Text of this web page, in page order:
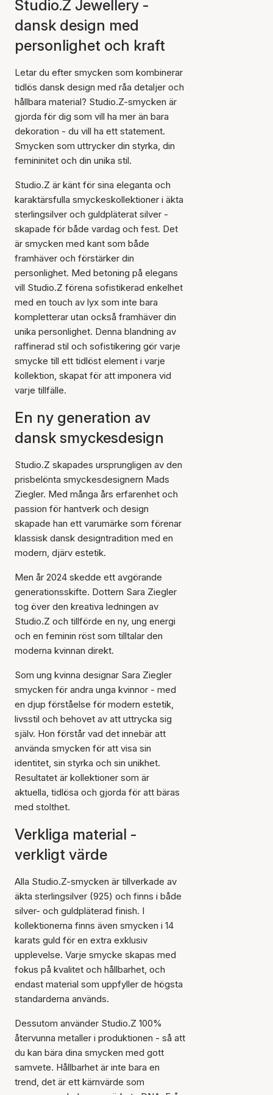
Studio.Z Jewellery -
dansk design med
personlighet och kraft
Letar du efter smycken som kombinerar
tidlös dansk design med råa detaljer och
hållbara material? Studio.Z-smycken är
gjorda för dig som vill ha mer än bara
dekoration - du vill ha ett statement.
Smycken som uttrycker din styrka, din
femininitet och din unika stil.
Studio.Z är känt för sina eleganta och
karaktärsfulla smyckeskollektioner i äkta
sterlingsilver och guldpläterat silver -
skapade för både vardag och fest. Det
är smycken med kant som både
framhäver och förstärker din
personlighet. Med betoning på elegans
vill Studio.Z förena sofistikerad enkelhet
med en touch av lyx som inte bara
kompletterar utan också framhäver din
unika personlighet. Denna blandning av
raffinerad stil och sofistikering gör varje
smycke till ett tidlöst element i varje
kollektion, skapat för att imponera vid
varje tillfälle.
En ny generation av
dansk smyckesdesign
Studio.Z skapades ursprungligen av den
prisbelönta smyckesdesignern Mads
Ziegler. Med många års erfarenhet och
passion för hantverk och design
skapade han ett varumärke som förenar
klassisk dansk designtradition med en
modern, djärv estetik.
Men år 2024 skedde ett avgörande
generationsskifte. Dottern Sara Ziegler
tog över den kreativa ledningen av
Studio.Z och tillförde en ny, ung energi
och en feminin röst som tilltalar den
moderna kvinnan direkt.
Som ung kvinna designar Sara Ziegler
smycken för andra unga kvinnor - med
en djup förståelse för modern estetik,
livsstil och behovet av att uttrycka sig
själv. Hon förstår vad det innebär att
använda smycken för att visa sin
identitet, sin styrka och sin unikhet.
Resultatet är kollektioner som är
aktuella, tidlösa och gjorda för att bäras
med stolthet.
Verkliga material -
verkligt värde
Alla Studio.Z-smycken är tillverkade av
äkta sterlingsilver (925) och finns i både
silver- och guldpläterad finish. I
kollektionerna finns även smycken i 14
karats guld för en extra exklusiv
upplevelse. Varje smycke skapas med
fokus på kvalitet och hållbarhet, och
endast material som uppfyller de högsta
standarderna används.
Dessutom använder Studio.Z 100%
återvunna metaller i produktionen - så att
du kan bära dina smycken med gott
samvete. Hållbarhet är inte bara en
trend, det är ett kärnvärde som